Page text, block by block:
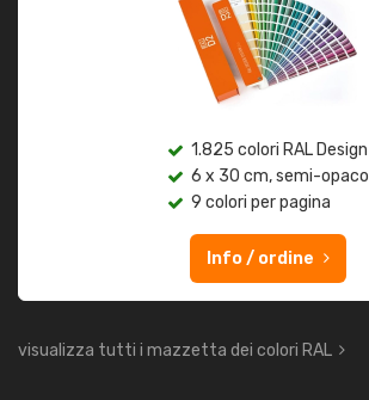
1.825 colori RAL Design
6 x 30 cm, semi-opaco
9 colori per pagina
Info / ordine
visualizza tutti i mazzetta dei colori RAL